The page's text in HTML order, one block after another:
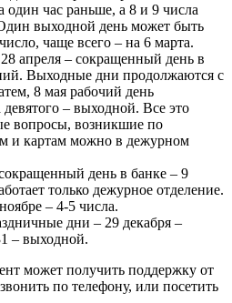
один час раньше, а 8 и 9 числа
выходной день может быть
чаще всего – на 6 марта.
апреля – сокращенный день в
Выходные дни продолжаются с
8 мая рабочий день
девятого – выходной. Все это
вопросы, возникшие по
и картам можно в дежурном
день в банке – 9
только дежурное отделение.
– 4-5 числа.
дни – 29 декабря –
– выходной.
может получить поддержку от
по телефону, или посетить